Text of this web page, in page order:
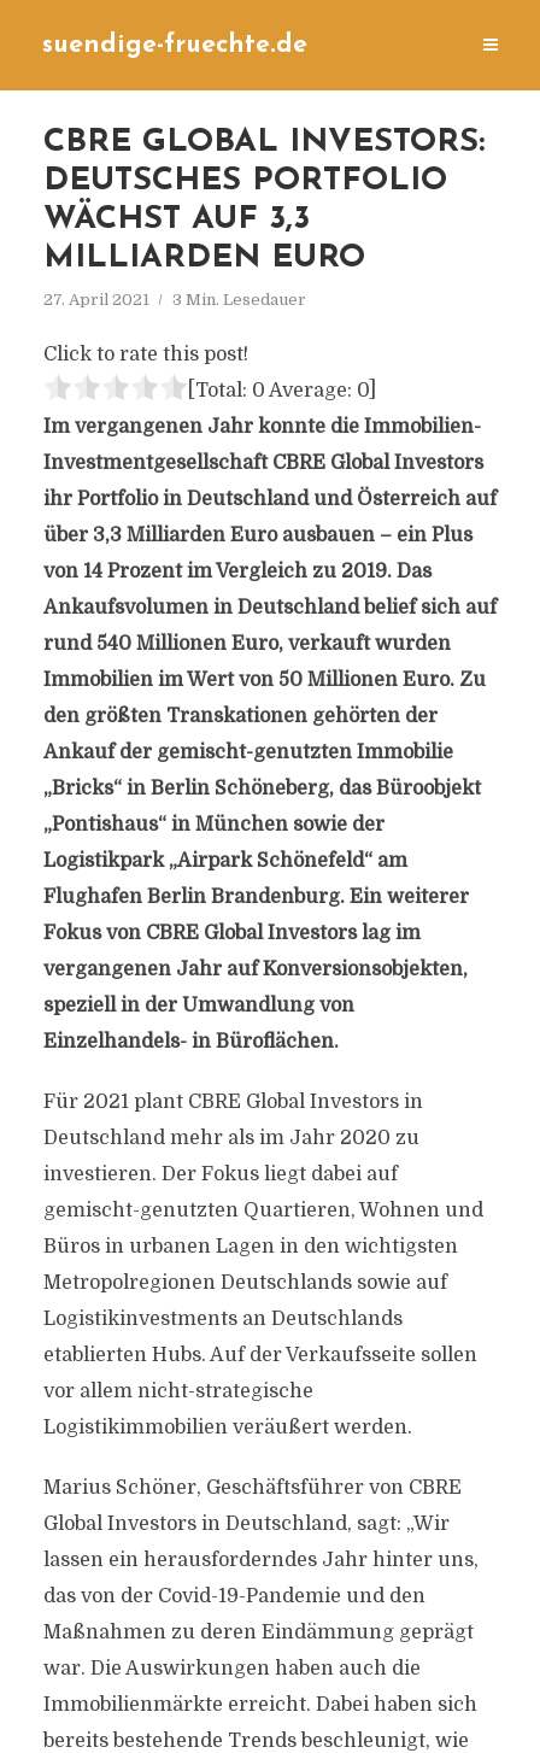
suendige-fruechte.de
CBRE GLOBAL INVESTORS:
DEUTSCHES PORTFOLIO
WÄCHST AUF 3,3
MILLIARDEN EURO
27. April 2021 3 Min. Lesedauer
Click to rate this post!
[Total: 0 Average: 0]
Im vergangenen Jahr konnte die Immobilien-
Investmentgesellschaft CBRE Global Investors
ihr Portfolio in Deutschland und Österreich auf
über 3,3 Milliarden Euro ausbauen – ein Plus
von 14 Prozent im Vergleich zu 2019. Das
Ankaufsvolumen in Deutschland belief sich auf
rund 540 Millionen Euro, verkauft wurden
Immobilien im Wert von 50 Millionen Euro. Zu
den größten Transkationen gehörten der
Ankauf der gemischt-genutzten Immobilie
„Bricks“ in Berlin Schöneberg, das Büroobjekt
„Pontishaus“ in München sowie der
Logistikpark „Airpark Schönefeld“ am
Flughafen Berlin Brandenburg. Ein weiterer
Fokus von CBRE Global Investors lag im
vergangenen Jahr auf Konversionsobjekten,
speziell in der Umwandlung von
Einzelhandels- in Büroflächen.
Für 2021 plant CBRE Global Investors in
Deutschland mehr als im Jahr 2020 zu
investieren. Der Fokus liegt dabei auf
gemischt-genutzten Quartieren, Wohnen und
Büros in urbanen Lagen in den wichtigsten
Metropolregionen Deutschlands sowie auf
Logistikinvestments an Deutschlands
etablierten Hubs. Auf der Verkaufsseite sollen
vor allem nicht-strategische
Logistikimmobilien veräußert werden.
Marius Schöner, Geschäftsführer von CBRE
Global Investors in Deutschland, sagt: „Wir
lassen ein herausforderndes Jahr hinter uns,
das von der Covid-19-Pandemie und den
Maßnahmen zu deren Eindämmung geprägt
war. Die Auswirkungen haben auch die
Immobilienmärkte erreicht. Dabei haben sich
bereits bestehende Trends beschleunigt, wie